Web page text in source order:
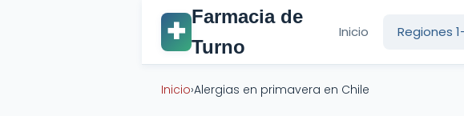
✚
Farmacia de
Turno
Inicio Regiones
Inicio›Alergias en primavera en Chile